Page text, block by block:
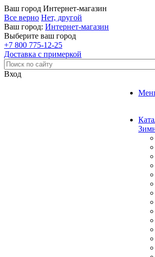
Ваш город Интернет-магазин
Все верно Нет, другой
Ваш город: Интернет-магазин
Выберите ваш город
+7 800 775-12-25
Доставка с примеркой
Вход